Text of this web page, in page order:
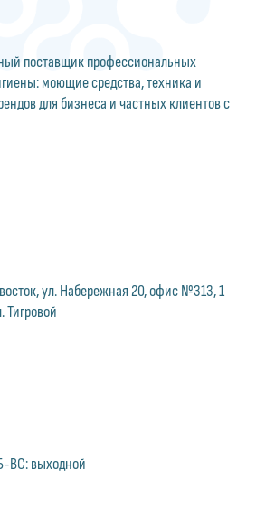
поставщик профессиональных
моющие средства, техника и
для бизнеса и частных клиентов с
ул. Набережная 20, офис №313, 1
Тигровой
ВС: выходной